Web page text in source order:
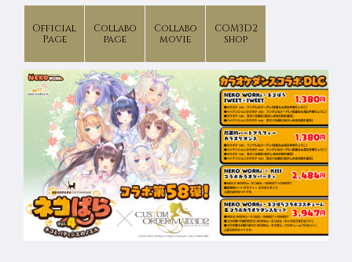
Official
Page
Collabo
page
Collabo
movie
COM3D2
shop